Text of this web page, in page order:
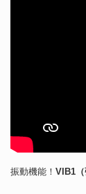
振動機能！ VIB1（